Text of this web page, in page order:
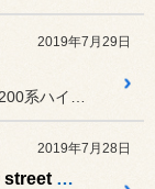
2019年7月29日
2019年7月28日
ZN6 TOYOTA 86 ✖ CUSCO street ZERO A